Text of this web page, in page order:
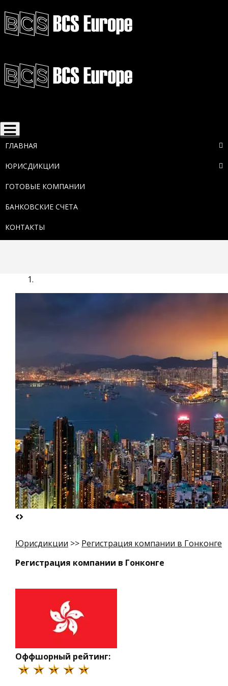
Toggle
navigation
ГЛАВНАЯ
ЮРИСДИКЦИИ
ГОТОВЫЕ КОМПАНИИ
БАНКОВСКИЕ СЧЕТА
КОНТАКТЫ
Юрисдикции >> Регистрация компании в Гонконге
Регистрация компании в Гонконге
Оффшорный рейтинг: